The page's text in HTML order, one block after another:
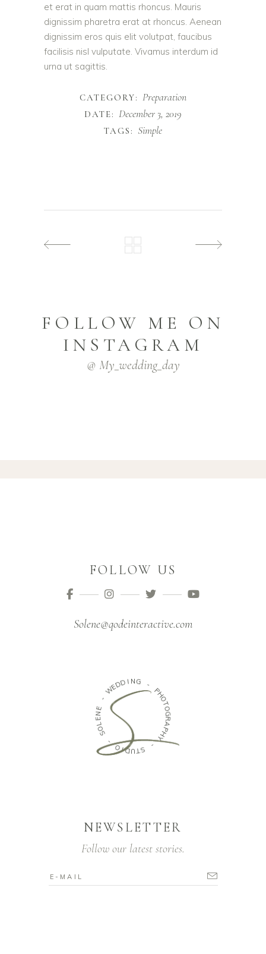
et erat in quam mattis rhoncus. Mauris
dignissim pharetra erat at rhoncus. Aenean
dignissim eros quis elit volutpat, faucibus
facilisis nisl vulputate. Vivamus interdum id
urna ut sagittis.
CATEGORY: Preparation
DATE: December 3, 2019
TAGS: Simple
FOLLOW ME ON
INSTAGRAM
@ My_wedding_day
FOLLOW US
Solene@qodeinteractive.com
WEDD ING -
P
H
O
T
O
G
R
A
P
H
Y
-
S
T
U
D
I
O
-
S
O
L
E
N
E
NEWSLETTER
Follow our latest stories.